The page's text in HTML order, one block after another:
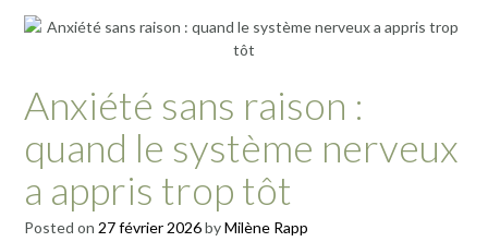
Anxiété sans raison :
quand le système nerveux
a appris trop tôt
Posted on 27 février 2026byMilène Rapp